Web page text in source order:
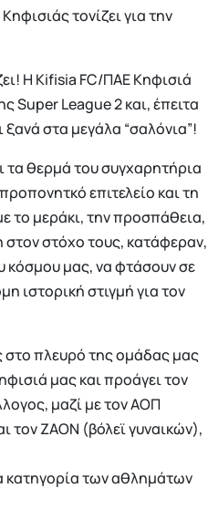
τονίζει για την
Η Kifisia FC/ΠΑΕ Κηφισιά
Super League 2 και, έπειτα
στα μεγάλα “σαλόνια”!
θερμά του συγχαρητήρια
επιτελείο και τη
το μεράκι, την προσπάθεια,
στόχο τους, κατάφεραν,
κόσμου μας, να φτάσουν σε
ιστορική στιγμή για τον
στο πλευρό της ομάδας μας
μας και προάγει τον
μαζί με τον ΑΟΠ
τον ΖΑΟΝ (βόλεϊ γυναικών),
κατηγορία των αθλημάτων